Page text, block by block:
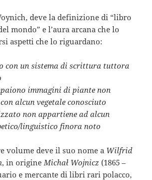
deve la definizione di “libro
mondo” e l’aura arcana che lo
aspetti che lo riguardano:
con un sistema di scrittura tuttora
immagini di piante non
alcun vegetale conosciuto
non appartiene ad alcun
linguistico finora noto
volume deve il suo nome a Wilfrid
, in origine Michał Wojnicz (1865 –
e mercante di libri rari polacco,